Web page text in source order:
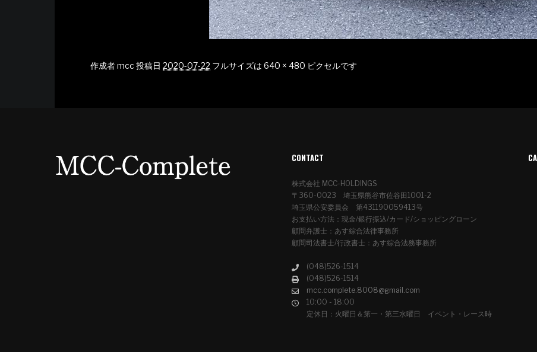
作成者mcc投稿日 2020-07-22 フルサイズは 640 × 480 ピクセルです
CONTACT
株式会社 MCC-HOLDINGS
〒360-0023 埼玉県熊谷市佐谷田1001-2
埼玉県公安委員会 第431190059413号
お支払い方法：現金/銀行振込/カード/ショッピングローン
顧問弁護士：あす綜合法律事務所
顧問司法書士/行政書士：あす綜合法務事務所
(048)526-1514
(048)526-1514
mcc.complete.8008@gmail.com
10:00 - 18:00
定休日：火曜日＆第一・第三水曜日 イベント・レース時